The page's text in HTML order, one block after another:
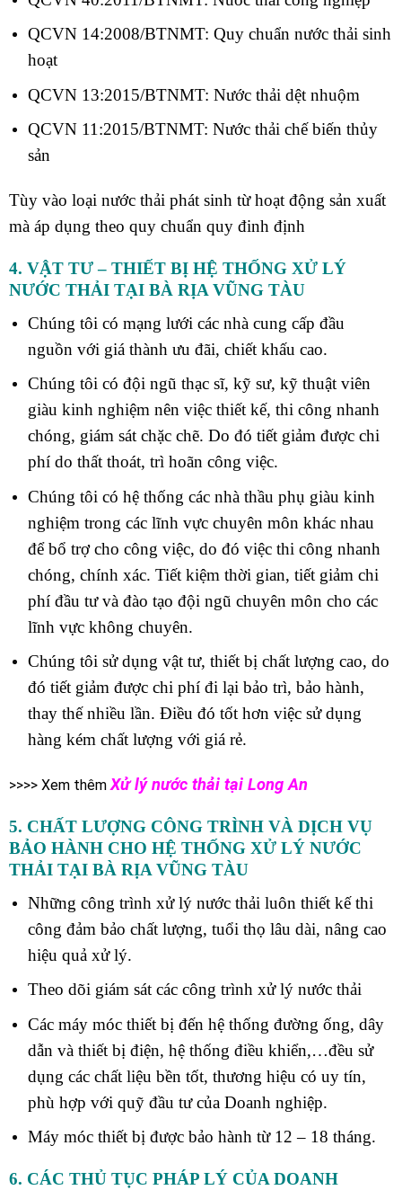
QCVN 14:2008/BTNMT: Quy chuẩn nước thải sinh
hoạt
QCVN 13:2015/BTNMT: Nước thải dệt nhuộm
QCVN 11:2015/BTNMT: Nước thải chế biến thủy
sản
Tùy vào loại nước thải phát sinh từ hoạt động sản xuất
mà áp dụng theo quy chuẩn quy đinh định
4. VẬT TƯ – THIẾT BỊ HỆ THỐNG XỬ LÝ
NƯỚC THẢI TẠI BÀ RỊA VŨNG TÀU
Chúng tôi có mạng lưới các nhà cung cấp đầu
nguồn với giá thành ưu đãi, chiết khấu cao.
Chúng tôi có đội ngũ thạc sĩ, kỹ sư, kỹ thuật viên
giàu kinh nghiệm nên việc thiết kế, thi công nhanh
chóng, giám sát chặc chẽ. Do đó tiết giảm được chi
phí do thất thoát, trì hoãn công việc.
Chúng tôi có hệ thống các nhà thầu phụ giàu kinh
nghiệm trong các lĩnh vực chuyên môn khác nhau
để bổ trợ cho công việc, do đó việc thi công nhanh
chóng, chính xác. Tiết kiệm thời gian, tiết giảm chi
phí đầu tư và đào tạo đội ngũ chuyên môn cho các
lĩnh vực không chuyên.
Chúng tôi sử dụng vật tư, thiết bị chất lượng cao, do
đó tiết giảm được chi phí đi lại bảo trì, bảo hành,
thay thế nhiều lần. Điều đó tốt hơn việc sử dụng
hàng kém chất lượng với giá rẻ.
>>>> Xem thêm Xử lý nước thải tại Long An
5. CHẤT LƯỢNG CÔNG TRÌNH VÀ DỊCH VỤ
BẢO HÀNH CHO HỆ THỐNG XỬ LÝ NƯỚC
THẢI TẠI BÀ RỊA VŨNG TÀU
Những công trình xử lý nước thải luôn thiết kế thi
công đảm bảo chất lượng, tuổi thọ lâu dài, nâng cao
hiệu quả xử lý.
Theo dõi giám sát các công trình xử lý nước thải
Các máy móc thiết bị đến hệ thống đường ống, dây
dẫn và thiết bị điện, hệ thống điều khiển,…đều sử
dụng các chất liệu bền tốt, thương hiệu có uy tín,
phù hợp với quỹ đầu tư của Doanh nghiệp.
Máy móc thiết bị được bảo hành từ 12 – 18 tháng.
6. CÁC THỦ TỤC PHÁP LÝ CỦA DOANH